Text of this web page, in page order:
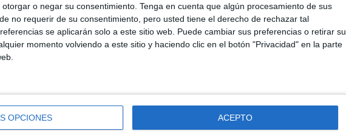
o negar su consentimiento. Tenga en cuenta que algún procesamiento de sus
no requerir de su consentimiento, pero usted tiene el derecho de rechazar tal
se aplicarán solo a este sitio web. Puede cambiar sus preferencias o retirar su
momento volviendo a este sitio y haciendo clic en el botón "Privacidad" en la parte
OPCIONES ACEPTO